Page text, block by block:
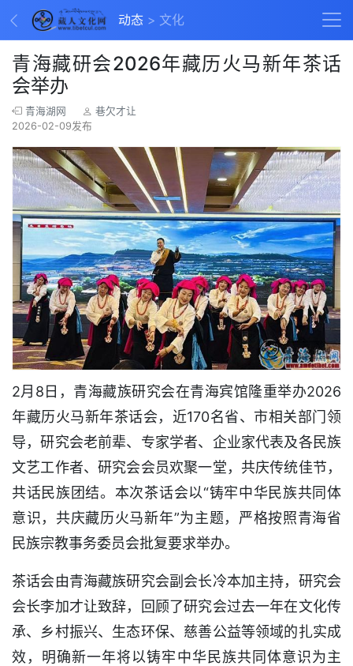
动态 文化
青海藏研会2026年藏历火马新年茶话
会举办
青海湖网
巷欠才让
2026-02-09发布
2月8日，青海藏族研究会在青海宾馆隆重举办2026
年藏历火马新年茶话会，近170名省、市相关部门领
导，研究会老前辈、专家学者、企业家代表及各民族
文艺工作者、研究会会员欢聚一堂，共庆传统佳节，
共话民族团结。本次茶话会以“铸牢中华民族共同体
意识，共庆藏历火马新年”为主题，严格按照青海省
民族宗教事务委员会批复要求举办。
茶话会由青海藏族研究会副会长冷本加主持，研究会
会长李加才让致辞，回顾了研究会过去一年在文化传
承、乡村振兴、生态环保、慈善公益等领域的扎实成
效，明确新一年将以铸牢中华民族共同体意识为主